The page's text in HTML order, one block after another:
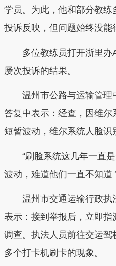
学员。为此，他和部分教练
投诉反映，但问题始终没能
多位教练员打开浙里办
屡次投诉的结果。
温州市公路与运输管理
答复中表示：经查，因维尔
短暂波动，维尔系统人脸识
“刷脸系统这几年一直
波动，难道他们一直不知道
温州市交通运输行政执
表示：接到举报后，立即指
调查。执法人员前往交运驾
多个打卡机刷卡的现象。